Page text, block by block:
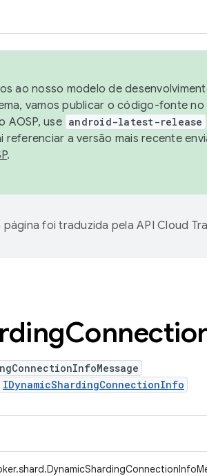
ao nosso modelo de
vamos publicar o código-fonte
AOSP, use android-latest-release
referenciar a versão mais recente
.
página foi traduzida pela API Cloud
IDynamicShardingConnectionInfo